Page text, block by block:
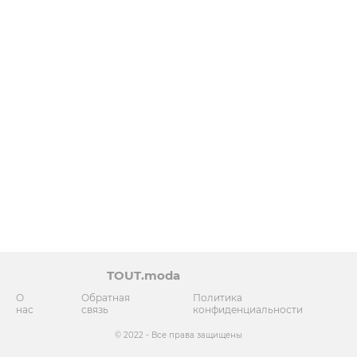
TOUT.moda
О
нас
Обратная
связь
Политика
конфиденциальности
© 2022 - Все права защищены